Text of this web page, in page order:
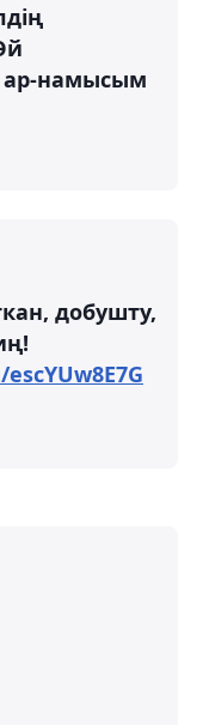
ар-намысым
добушту,